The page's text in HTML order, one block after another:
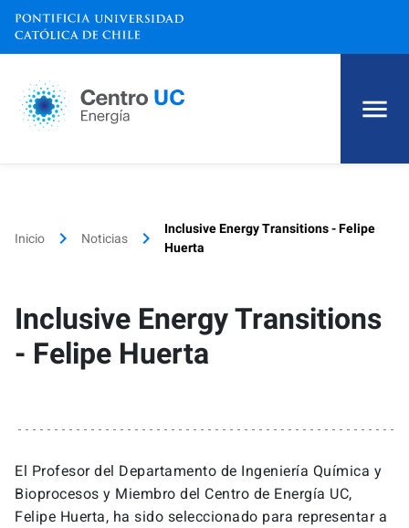
Quiénes somos
Reportes
Proyectos y Publicaciones
Conferencias y Seminarios
Inicio keyboard_arrow_right Noticias keyboard_arrow_right
Inclusive Energy Transitions - Felipe
Huerta
Inclusive Energy Transitions
- Felipe Huerta
El Profesor del Departamento de Ingeniería Química y
Bioprocesos y Miembro del Centro de Energía UC,
Felipe Huerta, ha sido seleccionado para representar a